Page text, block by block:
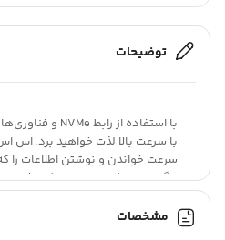
توضیحات
سرعت بیشتری در مقایسه با اس اس
مشخصات